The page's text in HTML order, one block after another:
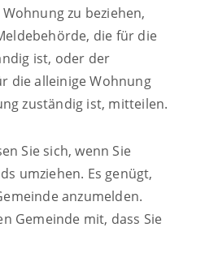
zu beziehen,
die für die
ist, oder der
die alleinige Wohnung
zuständig ist, mitteilen.
Sie sich, wenn Sie
umziehen. Es genügt,
anzumelden.
Gemeinde mit, dass Sie